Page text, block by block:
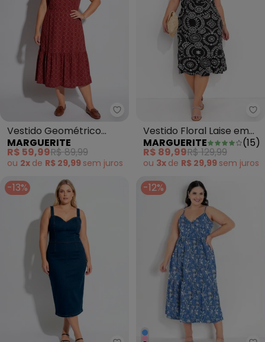
Marguerite - Vestido
Vestido Geométrico
Vermelho em Malha de
Poliéster
MARGUERITE
R$ 59,99R$ 89,99
ou 2x de R$ 29,99 sem juros
Vestido Floral Laise em
Malha de Viscose
MARGUERITE (15)
R$ 89,99R$ 129,99
ou 3x de R$ 29,99 sem juros
-13% -12%